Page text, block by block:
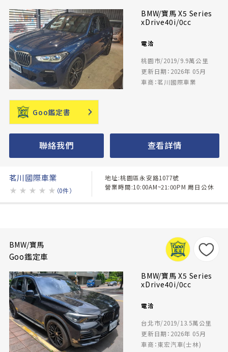
BMW/寶馬 X5 Series
xDrive40i/0cc
電洽
桃園市/2019/9.9萬公里
更新日期：2026年 05月
車商：茗川國際車業
Goo鑑定書
聯絡我們 查看詳情
茗川國際車業
★ ★ ★ ★ ★ （0件）
地址:桃園區永安路1077號
營業時間:10:00AM~21:00PM 周日公休
BMW/寶馬
Goo鑑定車
BMW/寶馬 X5 Series
xDrive40i/0cc
電洽
台北市/2019/13.5萬公里
更新日期：2026年 05月
車商：東宏汽車(士林)